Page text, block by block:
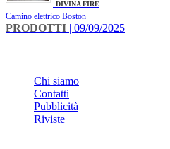
DIVINA FIRE
Camino elettrico Boston
PRODOTTI | 09/09/2025
Chi siamo
Contatti
Pubblicità
Riviste